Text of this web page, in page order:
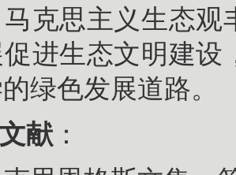
克思主义生态
进生态文明建设
绿色发展道路。
献：